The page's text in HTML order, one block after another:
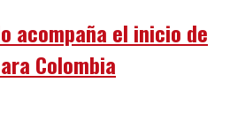
acompaña el inicio de
Colombia